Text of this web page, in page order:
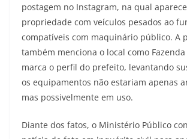
postagem no Instagram, na qual
propriedade com veículos pesados ao
compatíveis com maquinário público. A
também menciona o local como
marca o perfil do prefeito, levantando
os equipamentos não estariam apenas
mas possivelmente em uso.
Diante dos fatos, o Ministério Público